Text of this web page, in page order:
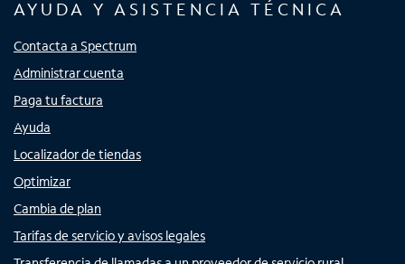
AYUDA Y ASISTENCIA TÉCNICA
Contacta a Spectrum
Administrar cuenta
Paga tu factura
Ayuda
Localizador de tiendas
Optimizar
Cambia de plan
Tarifas de servicio y avisos legales